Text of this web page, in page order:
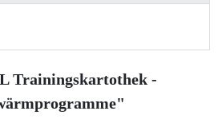
Trainingskartothek -